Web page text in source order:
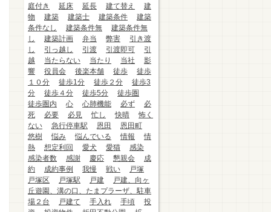
庭付き
延床 延長 建て替え
建
物
建築 建築士 建築条件
建築
条件なし
建築条件無
建築条件無
し
建築計画 弁当 弊害
引き渡
し
引っ越し 引渡 引渡即可
引
越
当たらない 当たり 当社
影
響
役員会 後楽本舗 徒歩
徒歩
１０分
徒歩1分 徒歩２分
徒歩3
分
徒歩４分 徒歩5分
徒歩圏
徒歩圏内
心 心肺機能 必ず
必
死
必要 必見 忙し 快晴
怖く
ない
急行停車駅 恩田
恩田町
悠樹
悩み 悩んでいる 情報
情
熱
想定利回 愛犬 愛猫
感染
感染者数
感謝 慶応 懇親会
成
約
成約事例 我慢 戦い
戸塚
戸塚区
戸塚駅 戸建
戸建、向ヶ
丘遊園、溝の口、たまプラーザ、駐車
場２台
戸建て 手入れ 手頃
投